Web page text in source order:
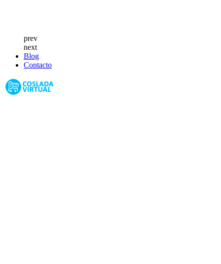
prev
next
Blog
Contacto